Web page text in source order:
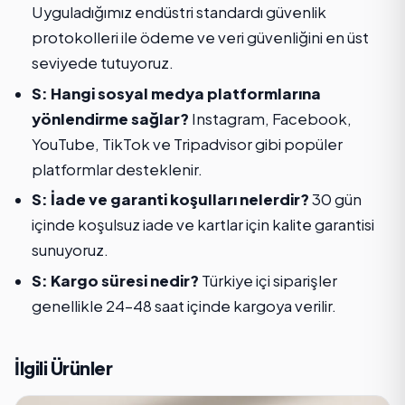
Uyguladığımız endüstri standardı güvenlik
protokolleri ile ödeme ve veri güvenliğini en üst
seviyede tutuyoruz.
S: Hangi sosyal medya platformlarına
yönlendirme sağlar? Instagram, Facebook,
YouTube, TikTok ve Tripadvisor gibi popüler
platformlar desteklenir.
S: İade ve garanti koşulları nelerdir?30 gün
içinde koşulsuz iade ve kartlar için kalite garantisi
sunuyoruz.
S: Kargo süresi nedir? Türkiye içi siparişler
genellikle 24–48 saat içinde kargoya verilir.
İlgili Ürünler